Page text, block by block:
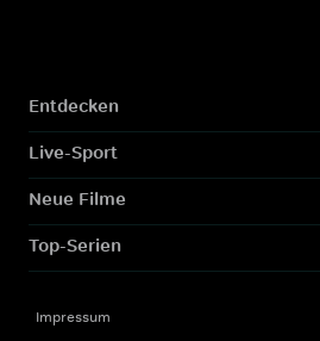
Entdecken
Live-Sport
Neue Filme
Top-Serien
Impressum